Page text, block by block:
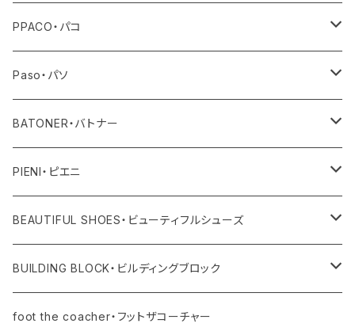
その他
トップス
ボトム
ワンピース・オールインワン
その他
PPACO・パコ
シューズ
Paso・パソ
ネックレス
ピアス
バングル
リング
BATONER・バトナー
ニット
レディス
ユニセックス・メンズ
その他
レディス
ユニセックス・メンズ
PIENI・ピエニ
バッグ
その他
BEAUTIFUL SHOES・ビューティフルシューズ
シューズ
BUILDING BLOCK・ビルディングブロック
バッグ
foot the coacher・フットザコーチャー